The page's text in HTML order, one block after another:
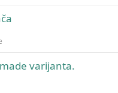
varijanta.